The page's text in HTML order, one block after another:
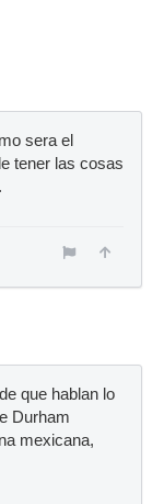
sera el
tener las cosas
que hablan lo
Durham
mexicana,